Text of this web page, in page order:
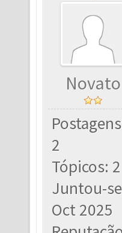
Novato
2
Tópicos: 2
Juntou-
Oct 2025